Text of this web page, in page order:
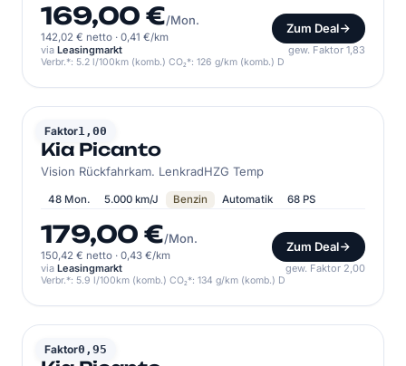
169,00 €/Mon.
142,02 € netto · 0,41 €/km
Zum Deal
via Leasingmarkt gew. Faktor 1,83
Verbr.*: 5.2 l/100km (komb.) CO₂*: 126 g/km (komb.) D
Faktor1,00
KIA
Kia Picanto
Vision Rückfahrkam. LenkradHZG Temp
48 Mon. 5.000 km/J Benzin Automatik 68 PS
179,00 €/Mon.
150,42 € netto · 0,43 €/km
Zum Deal
via Leasingmarkt gew. Faktor 2,00
Verbr.*: 5.9 l/100km (komb.) CO₂*: 134 g/km (komb.) D
Faktor0,95
KIA